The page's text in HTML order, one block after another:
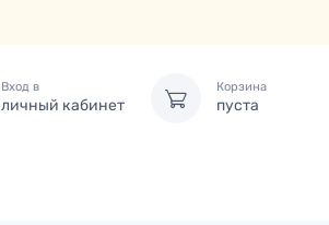
Вход в
личный кабинет
Корзина
пуста